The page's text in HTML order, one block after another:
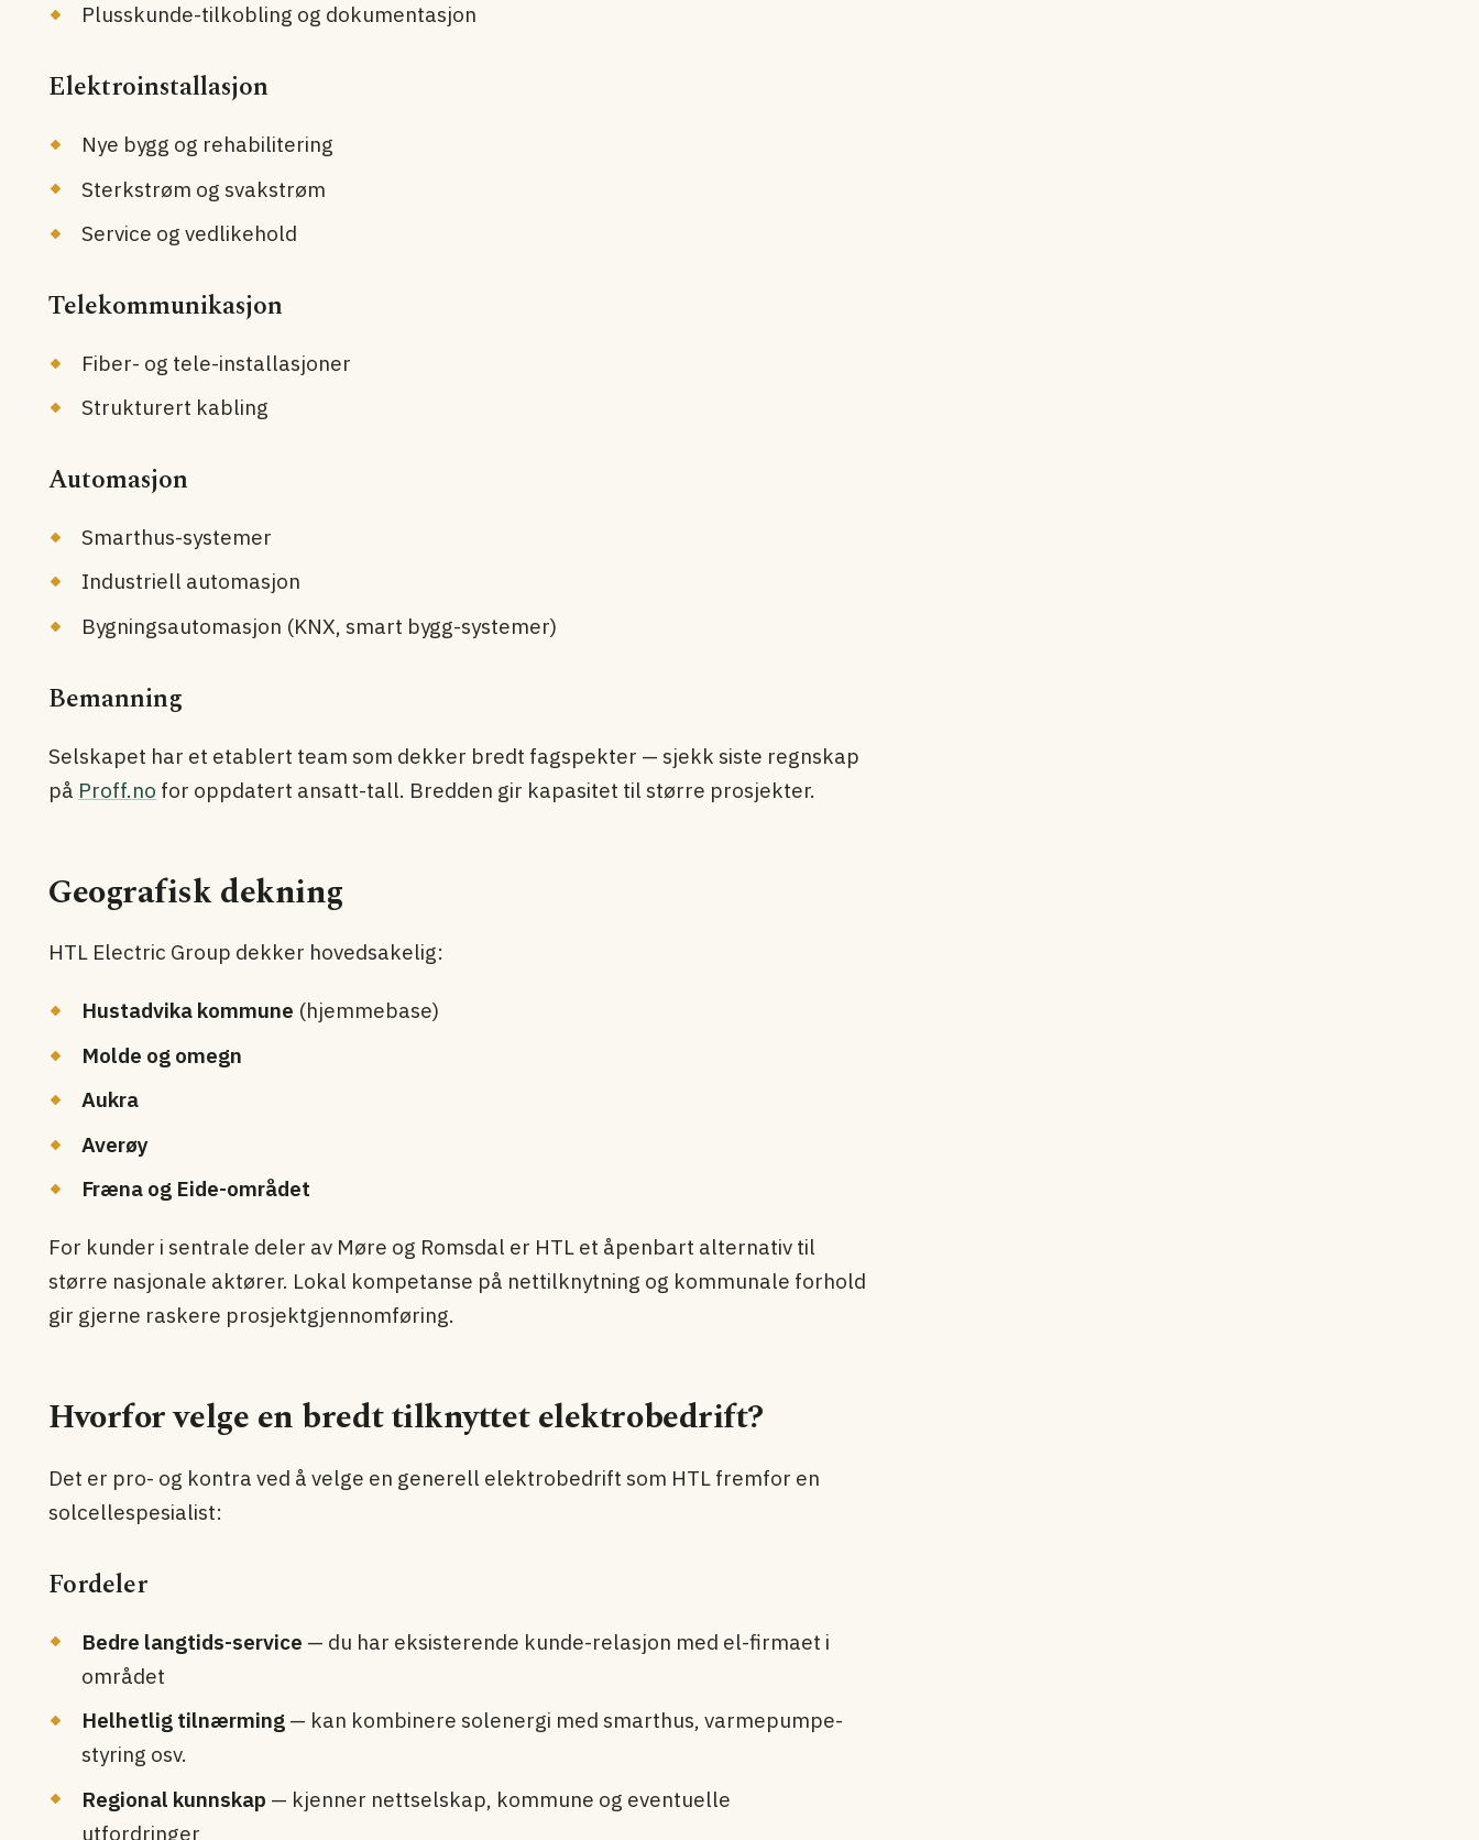
Plusskunde-tilkobling og dokumentasjon
Elektroinstallasjon
Nye bygg og rehabilitering
Sterkstrøm og svakstrøm
Service og vedlikehold
Telekommunikasjon
Fiber- og tele-installasjoner
Strukturert kabling
Automasjon
Smarthus-systemer
Industriell automasjon
Bygnings­automasjon (KNX, smart bygg-systemer)
Bemanning
Selskapet har et etablert team som dekker bredt fagspekter — sjekk siste regnskap
på Proff.no for oppdatert ansatt-tall. Bredden gir kapasitet til større prosjekter.
Geografisk dekning
HTL Electric Group dekker hovedsakelig:
Hustadvika kommune (hjemmebase)
Molde og omegn
Aukra
Averøy
Fræna og Eide-området
For kunder i sentrale deler av Møre og Romsdal er HTL et åpenbart alternativ til
større nasjonale aktører. Lokal kompetanse på nettilknytning og kommunale forhold
gir gjerne raskere prosjektgjennomføring.
Hvorfor velge en bredt tilknyttet elektrobedrift?
Det er pro- og kontra ved å velge en generell elektrobedrift som HTL fremfor en
solcellespesialist:
Fordeler
Bedre langtids-service — du har eksisterende kunde-relasjon med el-firmaet i
området
Helhetlig tilnærming — kan kombinere solenergi med smarthus, varmepumpe-
styring osv.
Regional kunnskap — kjenner nettselskap, kommune og eventuelle
utfordringer